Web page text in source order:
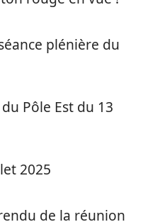
plénière du
Pôle Est du 13
2025
de la réunion